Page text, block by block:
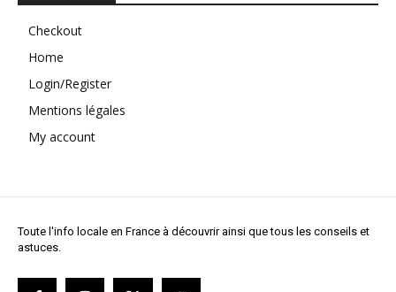
Checkout
Home
Login/Register
Mentions légales
My account
Toute l'info locale en France à découvrir ainsi que tous les conseils et
astuces.